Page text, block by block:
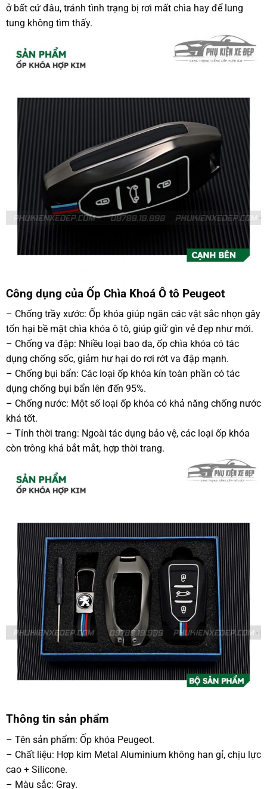
ở bất cứ đâu, tránh tình trạng bị rơi mất chìa hay để lung
tung không tìm thấy.
Công dụng của Ốp Chìa Khoá Ô tô Peugeot
– Chống trầy xước: Ốp khóa giúp ngăn các vật sắc nhọn gây
tổn hại bề mặt chìa khóa ô tô, giúp giữ gìn vẻ đẹp như mới.
– Chống va đập: Nhiều loại bao da, ốp chìa khóa có tác
dụng chống sốc, giảm hư hại do rơi rớt va đập mạnh.
– Chống bụi bẩn: Các loại ốp khóa kín toàn phần có tác
dụng chống bụi bẩn lên đến 95%.
– Chống nước: Một số loại ốp khóa có khả năng chống nước
khá tốt.
– Tính thời trang: Ngoài tác dụng bảo vệ, các loại ốp khóa
còn trông khá bắt mắt, hợp thời trang.
Thông tin sản phẩm
– Tên sản phẩm: Ốp khóa Peugeot.
– Chất liệu: Hợp kim Metal Aluminium không han gỉ, chịu lực
cao + Silicone.
– Màu sắc: Gray.